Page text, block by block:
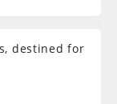
destined for